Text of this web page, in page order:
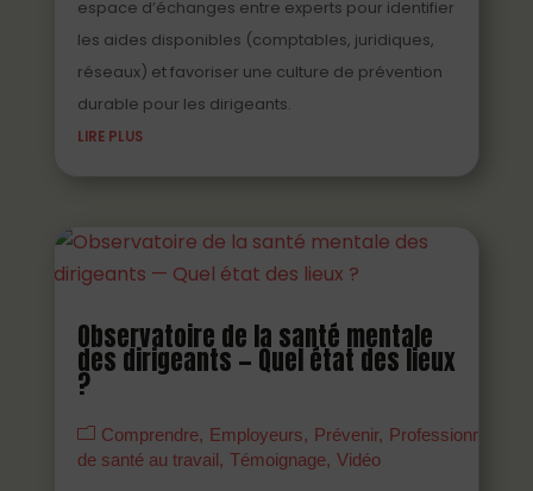
espace d’échanges entre experts pour identifier
les aides disponibles (comptables, juridiques,
réseaux) et favoriser une culture de prévention
durable pour les dirigeants.
LIRE PLUS
Observatoire de la santé mentale
des dirigeants — Quel état des lieux
?
Comprendre Employeurs Prévenir
Professionnels
de santé au travail Témoignage Vidéo